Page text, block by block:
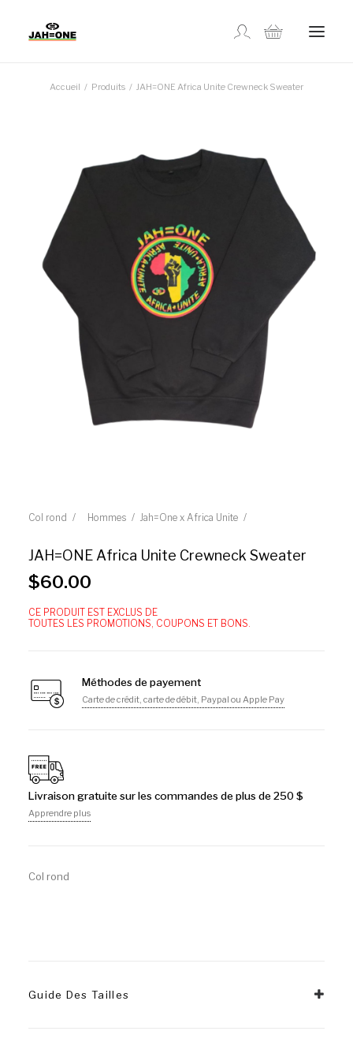
GALLERIE
CONTACTEZ-NOUS
SUIVI DE COMMANDE
Accueil Produits JAH=ONE Africa Unite Crewneck Sweater
Col rond Hommes Jah=One x Africa Unite
JAH=ONE Africa Unite Crewneck Sweater
$60.00
CE PRODUIT EST EXCLUS DE
TOUTES LES PROMOTIONS, COUPONS ET BONS.
Méthodes de payement
Carte de crédit, carte de débit, Paypal ou Apple Pay
Livraison gratuite sur les commandes de plus de 250 $
Apprendre plus
Col rond
Guide Des Tailles